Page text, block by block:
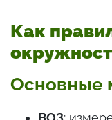
Как
Основные